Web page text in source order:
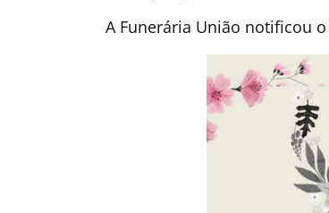
A Funerária União notificou